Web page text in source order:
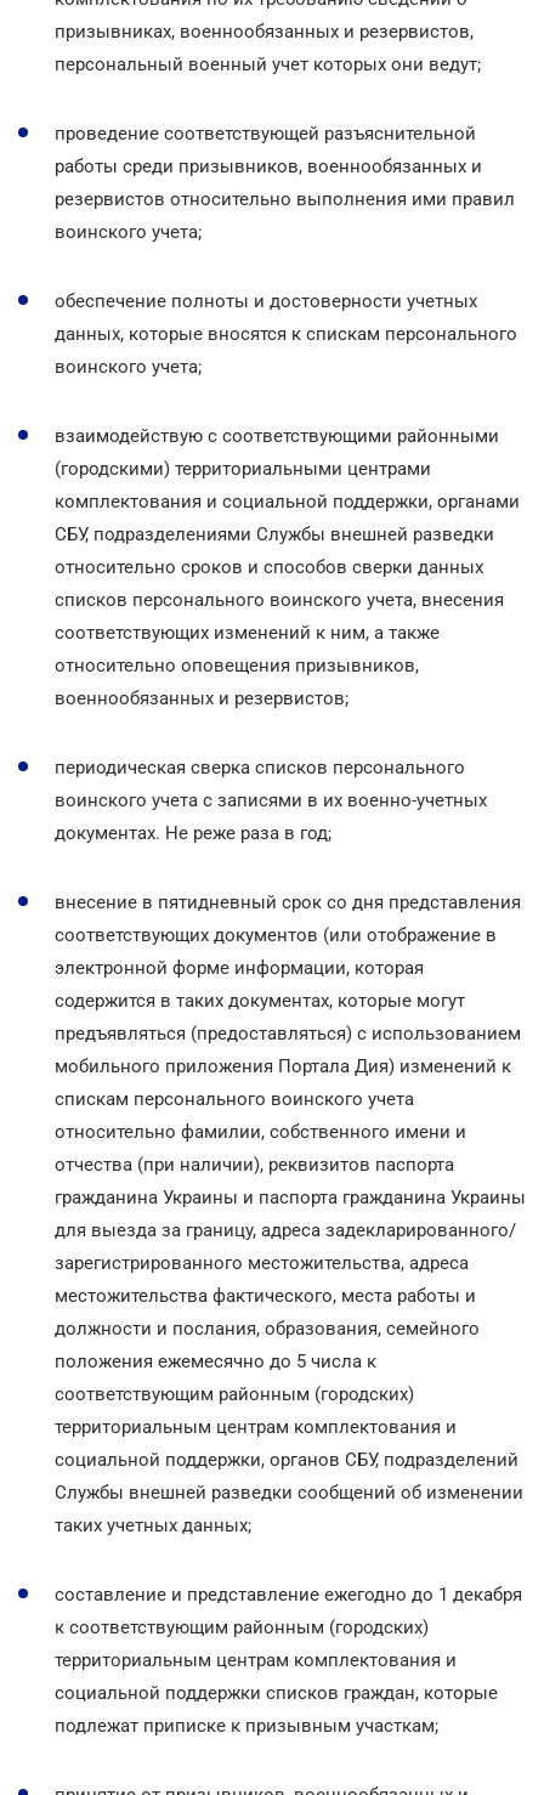
призывниках, военнообязанных и резервистов,
персональный военный учет которых они ведут;
проведение соответствующей разъяснительной
работы среди призывников, военнообязанных и
резервистов относительно выполнения ими правил
воинского учета;
обеспечение полноты и достоверности учетных
данных, которые вносятся к спискам персонального
воинского учета;
взаимодействую с соответствующими районными
(городскими) территориальными центрами
комплектования и социальной поддержки, органами
СБУ, подразделениями Службы внешней разведки
относительно сроков и способов сверки данных
списков персонального воинского учета, внесения
соответствующих изменений к ним, а также
относительно оповещения призывников,
военнообязанных и резервистов;
периодическая сверка списков персонального
воинского учета с записями в их военно-учетных
документах. Не реже раза в год;
внесение в пятидневный срок со дня представления
соответствующих документов (или отображение в
электронной форме информации, которая
содержится в таких документах, которые могут
предъявляться (предоставляться) с использованием
мобильного приложения Портала Дия) изменений к
спискам персонального воинского учета
относительно фамилии, собственного имени и
отчества (при наличии), реквизитов паспорта
гражданина Украины и паспорта гражданина Украины
для выезда за границу, адреса задекларированного/
зарегистрированного местожительства, адреса
местожительства фактического, места работы и
должности и послания, образования, семейного
положения ежемесячно до 5 числа к
соответствующим районным (городских)
территориальным центрам комплектования и
социальной поддержки, органов СБУ, подразделений
Службы внешней разведки сообщений об изменении
таких учетных данных;
составление и представление ежегодно до 1 декабря
к соответствующим районным (городских)
территориальным центрам комплектования и
социальной поддержки списков граждан, которые
подлежат приписке к призывным участкам;